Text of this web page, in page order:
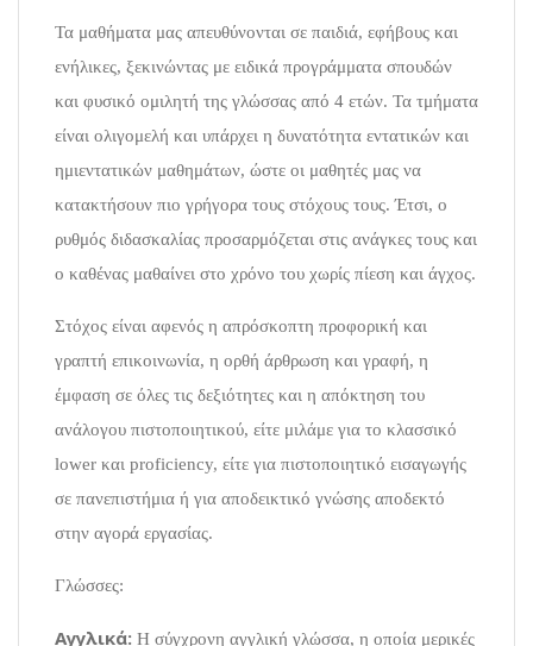
Τα μαθήματα μας απευθύνονται σε παιδιά, εφήβους και
ενήλικες, ξεκινώντας με ειδικά προγράμματα σπουδών
και φυσικό ομιλητή της γλώσσας από 4 ετών. Τα τμήματα
είναι ολιγομελή και υπάρχει η δυνατότητα εντατικών και
ημιεντατικών μαθημάτων, ώστε οι μαθητές μας να
κατακτήσουν πιο γρήγορα τους στόχους τους. Έτσι, ο
ρυθμός διδασκαλίας προσαρμόζεται στις ανάγκες τους και
ο καθένας μαθαίνει στο χρόνο του χωρίς πίεση και άγχος.
Στόχος είναι αφενός η απρόσκοπτη προφορική και
γραπτή επικοινωνία, η ορθή άρθρωση και γραφή, η
έμφαση σε όλες τις δεξιότητες και η απόκτηση του
ανάλογου πιστοποιητικού, είτε μιλάμε για το κλασσικό
lower και proficiency, είτε για πιστοποιητικό εισαγωγής
σε πανεπιστήμια ή για αποδεικτικό γνώσης αποδεκτό
στην αγορά εργασίας.
Γλώσσες:
Αγγλικά: Η σύγχρονη αγγλική γλώσσα, η οποία μερικές